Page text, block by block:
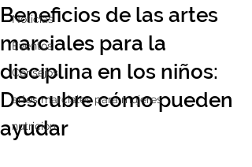
Noticias
Eventos
Consejos
artes marciales para mujeres
nutricion
Beneficios de las artes
marciales para la
disciplina en los niños:
Descubre cómo pueden
ayudar